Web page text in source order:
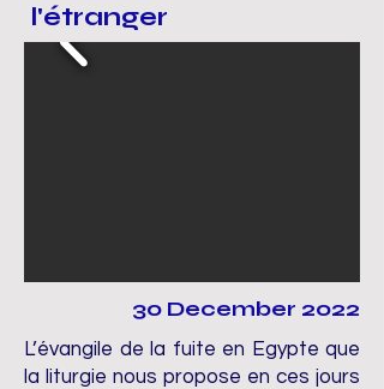
l'étranger
30 December 2022
L’évangile de la fuite en Egypte que
la liturgie nous propose en ces jours